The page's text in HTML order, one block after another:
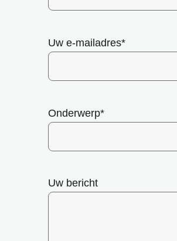
Uw e-mailadres*
Onderwerp*
Uw bericht